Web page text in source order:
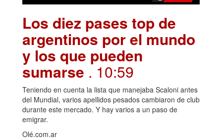
Los diez pases top de
argentinos por el mundo
y los que pueden
sumarse . 10:59
Teniendo en cuenta la lista que manejaba Scaloni antes
del Mundial, varios apellidos pesados cambiaron de club
durante este mercado. Y hay varios a un paso de
emigrar.
Olé.com.ar